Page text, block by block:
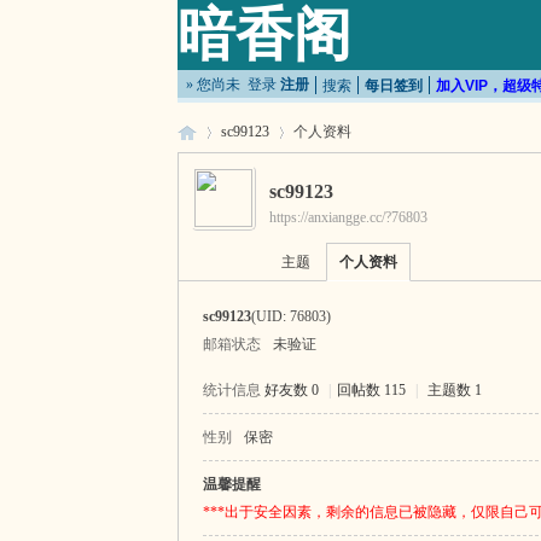
暗香阁
» 您尚未 登录 注册 搜索 每日签到 加入VIP，超级
›
sc99123 个人资料
sc99123
https://anxiangge.cc/?76803
主题 个人资料
sc99123(UID: 76803)
邮箱状态
未验证
统计信息 好友数 0 回帖数 115 主题数 1
性别 保密
温馨提醒
***出于安全因素，剩余的信息已被隐藏，仅限自己